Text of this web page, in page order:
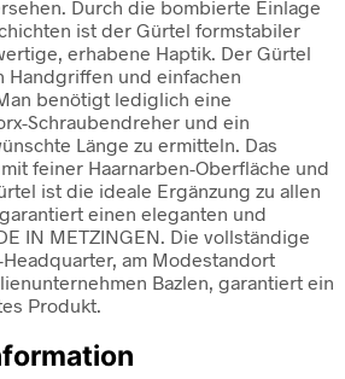
Durch die bombierte Einlage
ist der Gürtel formstabiler
erhabene Haptik. Der Gürtel
Handgriffen und einfachen
benötigt lediglich eine
Schraubendreher und ein
Länge zu ermitteln. Das
feiner Haarnarben-Oberfläche und
ist die ideale Ergänzung zu allen
einen eleganten und
IN METZINGEN. Die vollständige
am Modestandort
Bazlen, garantiert ein
Produkt.